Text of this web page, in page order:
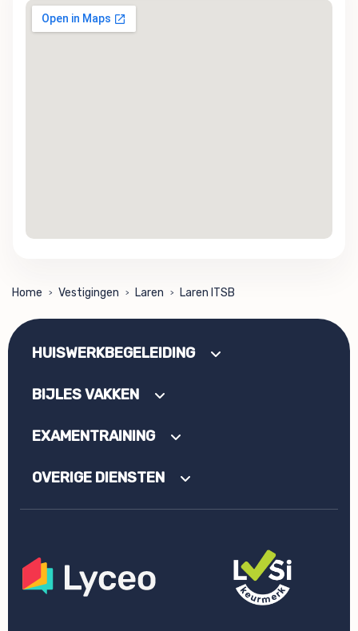
Home > Vestigingen > Laren > Laren ITSB
HUISWERKBEGELEIDING
BIJLES VAKKEN
EXAMENTRAINING
OVERIGE DIENSTEN